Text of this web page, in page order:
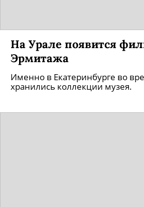
На Урале появится
Эрмитажа
Именно в Екатеринбурге во
хранились коллекции музея.